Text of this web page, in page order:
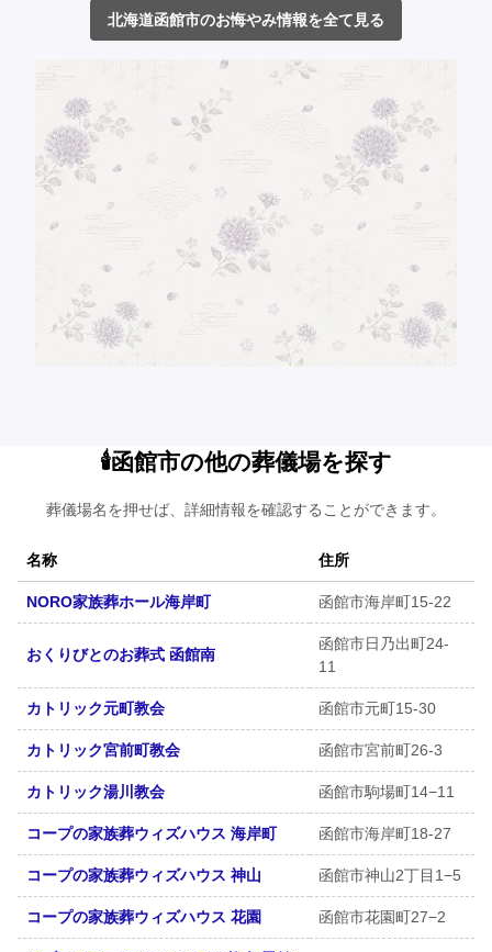
北海道函館市のお悔やみ情報を全て見る
🕯️函館市の他の葬儀場を探す
葬儀場名を押せば、詳細情報を確認することができます。
名称 住所
NORO家族葬ホール海岸町 函館市海岸町15-22
おくりびとのお葬式 函館南
函館市日乃出町24-
11
カトリック元町教会 函館市元町15-30
カトリック宮前町教会 函館市宮前町26-3
カトリック湯川教会 函館市駒場町14−11
コープの家族葬ウィズハウス 海岸町 函館市海岸町18-27
コープの家族葬ウィズハウス 神山 函館市神山2丁目1−5
コープの家族葬ウィズハウス 花園 函館市花園町27−2